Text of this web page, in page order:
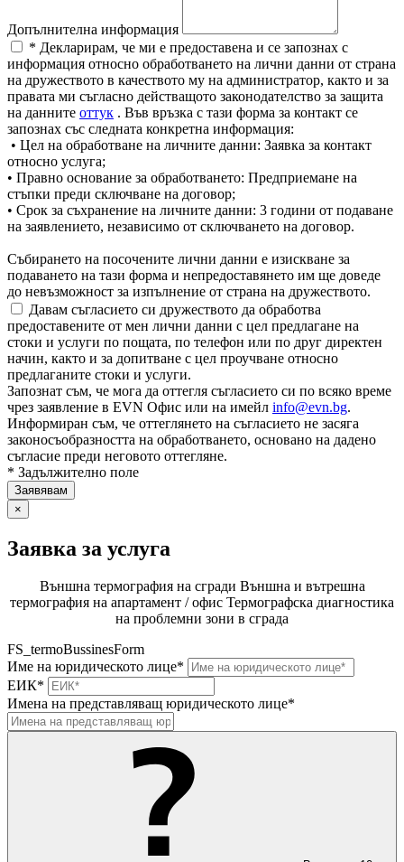
Допълнителна информация
* Декларирам, че ми е предоставена и се запознах с
информация относно обработването на лични данни от страна
на дружеството в качеството му на администратор, както и за
правата ми съгласно действащото законодателство за защита
на данните оттук . Във връзка с тази форма за контакт се
запознах със следната конкретна информация:
• Цел на обработване на личните данни: Заявка за контакт
относно услуга;
• Правно основание за обработването: Предприемане на
стъпки преди сключване на договор;
• Срок за съхранение на личните данни: 3 години от подаване
на заявлението, независимо от сключването на договор.
Събирането на посочените лични данни е изискване за
подаването на тази форма и непредоставянето им ще доведе
до невъзможност за изпълнение от страна на дружеството.
Давам съгласието си дружеството да обработва
предоставените от мен лични данни с цел предлагане на
стоки и услуги по пощата, по телефон или по друг директен
начин, както и за допитване с цел проучване относно
предлаганите стоки и услуги.
Запознат съм, че мога да оттегля съгласието си по всяко време
чрез заявление в EVN Офис или на имейл info@evn.bg.
Информиран съм, че оттеглянето на съгласието не засяга
законосъобразността на обработването, основано на дадено
съгласие преди неговото оттегляне.
* Задължително поле
×
Заявка за услуга
Външна термография на сгради Външна и вътрешна
термография на апартамент / офис Термографска диагностика
на проблемни зони в сграда
FS_termoBussinesForm
Име на юридическото лице*
ЕИК*
Имена на представляващ юридическото лице*